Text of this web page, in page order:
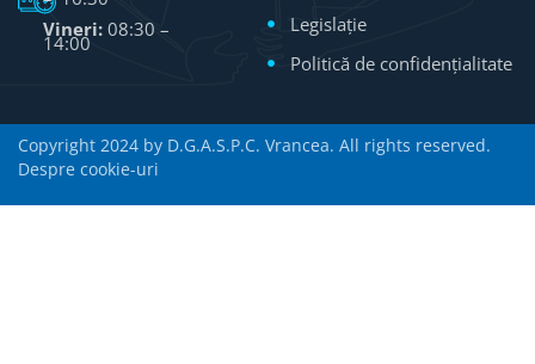
Vineri: 08:30 –
14:00
Legislație
Politică de confidențialitate
Copyright 2024 by D.G.A.S.P.C. Vrancea. All rights reserved.
Despre cookie-uri